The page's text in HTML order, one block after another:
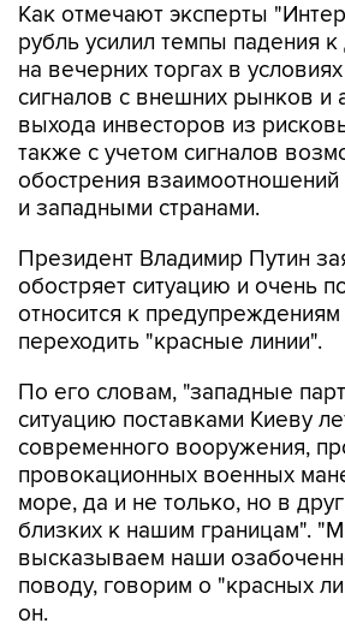
Как отмечают эксперты
рубль усилил темпы падения
на вечерних торгах в
сигналов с внешних рынков и
выхода инвесторов из
также с учетом сигналов
обострения
и западными странами.
Президент Владимир Путин
обостряет ситуацию и очень
относится к
переходить "красные линии".
По его словам, "западные
ситуацию поставками Киеву
современного вооружения,
провокационных военных
море, да и не только, но в
близких к нашим границам".
высказываем наши
поводу, говорим о "красных
он.